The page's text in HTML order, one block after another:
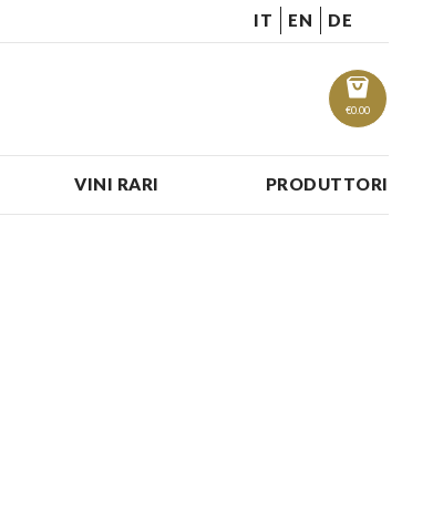
IT EN DE
€0.00
VINI RARI PRODUTTORI